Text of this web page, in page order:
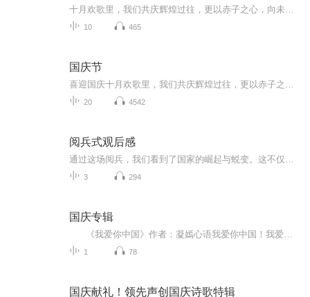
10 465
国庆节
20 4542
阅兵式观后感
3 294
国庆专辑
1 78
国庆献礼！领先声创国庆诗歌特辑